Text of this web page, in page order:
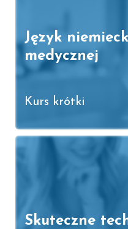
Język
medycznej
Kurs krótki
Skuteczne